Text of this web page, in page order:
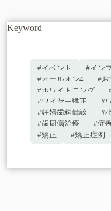
Keyword
#イベント #イン
#オールオン4
#お
#ホワイトニング
#ワイヤー矯正
#
#妊婦歯科健診
#
#歯周病治療
#症例
#矯正
#矯正症例